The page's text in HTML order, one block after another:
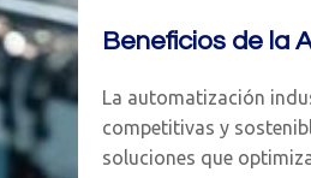
Beneficios de la
La automatización
competitivas y
soluciones que